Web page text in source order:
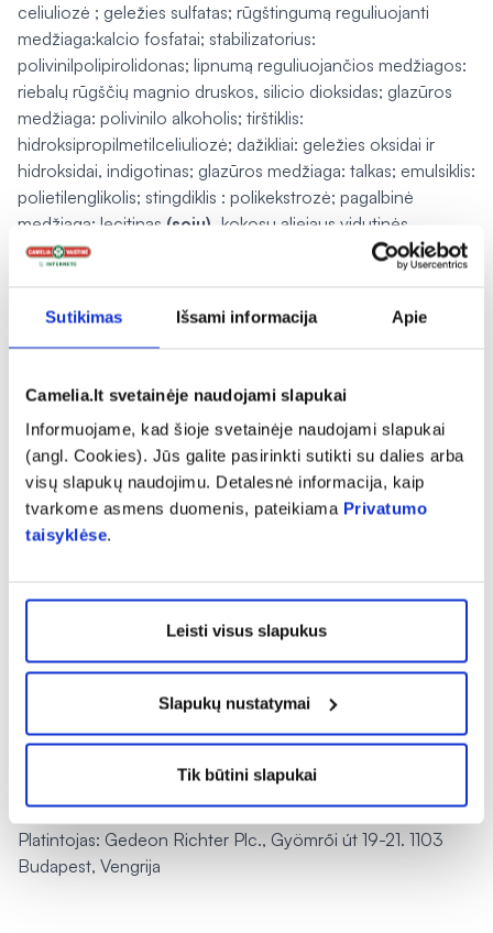
Sutikimas Išsami informacija Apie
Camelia.lt svetainėje naudojami slapukai
Informuojame, kad šioje svetainėje naudojami slapukai
(angl. Cookies). Jūs galite pasirinkti sutikti su dalies arba
visų slapukų naudojimu. Detalesnė informacija, kaip
tvarkome asmens duomenis, pateikiama Privatumo
taisyklėse.
Leisti visus slapukus
Slapukų nustatymai
Tik būtini slapukai
celiuliozė ; geležies sulfatas; rūgštingumą reguliuojanti
medžiaga:kalcio fosfatai; stabilizatorius:
polivinilpolipirolidonas; lipnumą reguliuojančios medžiagos:
riebalų rūgščių magnio druskos, silicio dioksidas; glazūros
medžiaga: polivinilo alkoholis; tirštiklis:
hidroksipropilmetilceliuliozė; dažikliai: geležies oksidai ir
hidroksidai, indigotinas; glazūros medžiaga: talkas; emulsiklis:
polietilenglikolis; stingdiklis : polikekstrozė; pagalbinė
medžiaga: lecitinas (sojų), kokosų aliejaus vidutinės
grandinės trigliceridai.
RICHTER FerroHemo yra raudonos, plėvele dengtos,
kapsulės pavidalo tabletės lizdinėse plokštelėse; vienoje
lizdinės plokštelės.
Maisto papildas tinkamas vartoti 36 mėnesius nuo
pagaminimo datos. Ant lizdinės plokštelės ir dėžutės po
“Geriausias iki” nurodytam tinkamumo laikui pasibaigus,
RICHTER FerroHemo vartoti negalima. Maisto papildas
RICHTER FerroHemo yra registruotas prekės ženklas.
Laikyti vėsioje (15 – 25 °C), sausoje
vietoje. Saugoti nuo šilumos ir
drėgmės. Nelaikyti vonios kambaryje.
Laikyti vaikams nepasiekiamoje vietoje.
Gamintojas: pagaminta Belgijoje GlobiFer Intl. užsakymu
Platintojas: Gedeon Richter Plc., Gyömrői út 19-21. 1103
Budapest, Vengrija